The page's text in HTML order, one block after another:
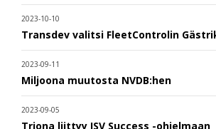
2023-10-10
Transdev valitsi FleetControlin
2023-09-11
Miljoona muutosta NVDB:hen
2023-09-05
Triona liittyy ISV Success -ohjelmaan